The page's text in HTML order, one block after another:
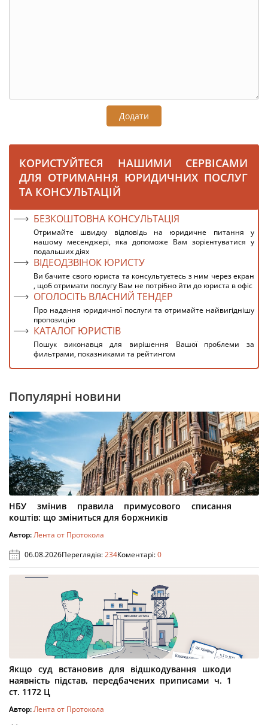
Додати
КОРИСТУЙТЕСЯ НАШИМИ СЕРВІСАМИ
ДЛЯ ОТРИМАННЯ ЮРИДИЧНИХ ПОСЛУГ
ТА КОНСУЛЬТАЦІЙ
БЕЗКОШТОВНА КОНСУЛЬТАЦІЯ
Отримайте швидку відповідь на юридичне питання у
нашому месенджері, яка допоможе Вам зорієнтуватися у
подальших діях
ВІДЕОДЗВІНОК ЮРИСТУ
Ви бачите свого юриста та консультуєтесь з ним через екран
, щоб отримати послугу Вам не потрібно йти до юриста в офіс
ОГОЛОСІТЬ ВЛАСНИЙ ТЕНДЕР
Про надання юридичної послуги та отримайте найвигіднішу
пропозицію
КАТАЛОГ ЮРИСТІВ
Пошук виконавця для вирішення Вашої проблеми за
фильтрами, показниками та рейтингом
Популярні новини
НБУ змінив правила примусового списання
коштів: що зміниться для боржників
Автор:Лента от Протокола
06.08.2026Переглядів:234Коментарі:0
Якщо суд встановив для відшкодування шкоди
наявність підстав, передбачених приписами ч. 1
ст. 1172 Ц
Автор:Лента от Протокола